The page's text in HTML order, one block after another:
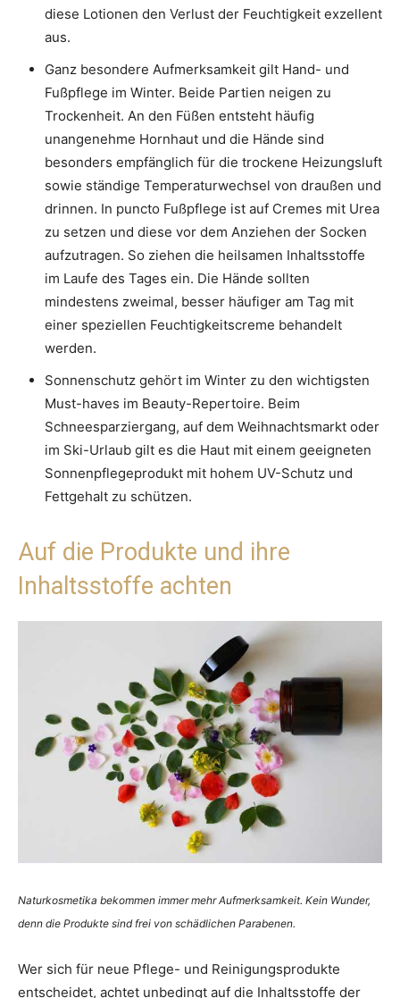
diese Lotionen den Verlust der Feuchtigkeit exzellent
aus.
Ganz besondere Aufmerksamkeit gilt Hand- und
Fußpflege im Winter. Beide Partien neigen zu
Trockenheit. An den Füßen entsteht häufig
unangenehme Hornhaut und die Hände sind
besonders empfänglich für die trockene Heizungsluft
sowie ständige Temperaturwechsel von draußen und
drinnen. In puncto Fußpflege ist auf Cremes mit Urea
zu setzen und diese vor dem Anziehen der Socken
aufzutragen. So ziehen die heilsamen Inhaltsstoffe
im Laufe des Tages ein. Die Hände sollten
mindestens zweimal, besser häufiger am Tag mit
einer speziellen Feuchtigkeitscreme behandelt
werden.
Sonnenschutz gehört im Winter zu den wichtigsten
Must-haves im Beauty-Repertoire. Beim
Schneesparziergang, auf dem Weihnachtsmarkt oder
im Ski-Urlaub gilt es die Haut mit einem geeigneten
Sonnenpflegeprodukt mit hohem UV-Schutz und
Fettgehalt zu schützen.
Auf die Produkte und ihre
Inhaltsstoffe achten
Naturkosmetika bekommen immer mehr Aufmerksamkeit. Kein Wunder,
denn die Produkte sind frei von schädlichen Parabenen.
Wer sich für neue Pflege- und Reinigungsprodukte
entscheidet, achtet unbedingt auf die Inhaltsstoffe der